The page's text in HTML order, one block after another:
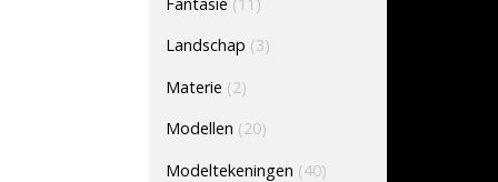
Landschap (3)
Materie (2)
Modellen (20)
Modeltekeningen (40)